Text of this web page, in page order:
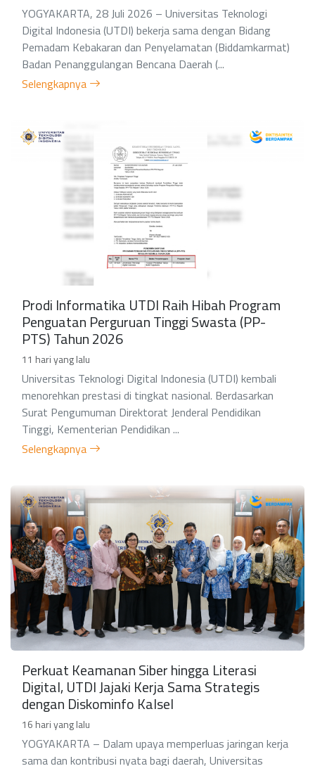
YOGYAKARTA, 28 Juli 2026 – Universitas Teknologi
Digital Indonesia (UTDI) bekerja sama dengan Bidang
Pemadam Kebakaran dan Penyelamatan (Biddamkarmat)
Badan Penanggulangan Bencana Daerah (...
Selengkapnya
Prodi Informatika UTDI Raih Hibah Program
Penguatan Perguruan Tinggi Swasta (PP-
PTS) Tahun 2026
11 hari yang lalu
Universitas Teknologi Digital Indonesia (UTDI) kembali
menorehkan prestasi di tingkat nasional. Berdasarkan
Surat Pengumuman Direktorat Jenderal Pendidikan
Tinggi, Kementerian Pendidikan ...
Selengkapnya
Perkuat Keamanan Siber hingga Literasi
Digital, UTDI Jajaki Kerja Sama Strategis
dengan Diskominfo Kalsel
16 hari yang lalu
YOGYAKARTA – Dalam upaya memperluas jaringan kerja
sama dan kontribusi nyata bagi daerah, Universitas